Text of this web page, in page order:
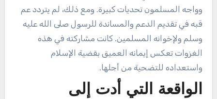
وواجه المسلمون تحديات كبيرة. ومع ذلك، لم يتردد عم
قبه في تقديم الدعم والمساندة للرسول صلى الله عليه
وسلم ولإخوانه المسلمين. كانت مشاركته في هذه
الغزوات تعكس إيمانه العميق بقضية الإسلام
واستعداده للتضحية من أجلها.
الواقعة التي أدت إلى